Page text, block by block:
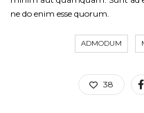
ne do enim esse quorum.
ADMODUM
38